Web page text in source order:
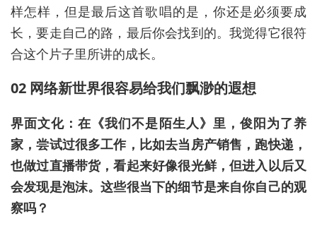
样怎样，但是最后这首歌唱的是，你还是必须要成
长，要走自己的路，最后你会找到的。我觉得它很符
合这个片子里所讲的成长。
02 网络新世界很容易给我们飘渺的遐想
界面文化：在《我们不是陌生人》里，俊阳为了养
家，尝试过很多工作，比如去当房产销售，跑快递，
也做过直播带货，看起来好像很光鲜，但进入以后又
会发现是泡沫。这些很当下的细节是来自你自己的观
察吗？